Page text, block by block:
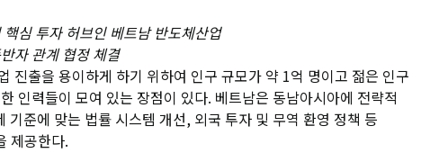
심 투자 허브인 베트남 반도체산업
자 관계 협정 체결
진출을 용이하게 하기 위하여 인구 규모가 약 1억 명이고 젊은 인구
인력들이 모여 있는 장점이 있다. 베트남은 동남아시아에 전략적
기준에 맞는 법률 시스템 개선, 외국 투자 및 무역 환영 정책 등
제공한다.